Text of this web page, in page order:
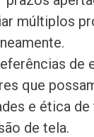
múltiplos
de
que
e ética de
de tela.